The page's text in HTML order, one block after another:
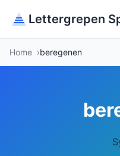
Lettergrepen
Home beregenen